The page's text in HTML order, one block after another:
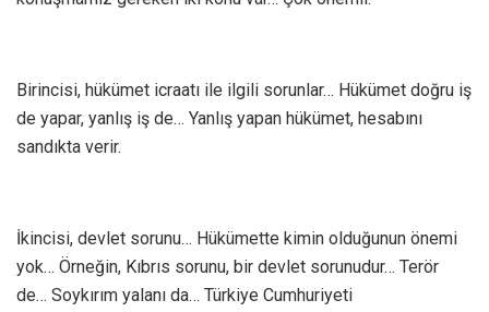
Birincisi, hükümet icraatı ile ilgili sorunlar… Hükümet doğru iş
de yapar, yanlış iş de… Yanlış yapan hükümet, hesabını
sandıkta verir.
İkincisi, devlet sorunu… Hükümette kimin olduğunun önemi
yok… Örneğin, Kıbrıs sorunu, bir devlet sorunudur… Terör
de… Soykırım yalanı da… Türkiye Cumhuriyeti